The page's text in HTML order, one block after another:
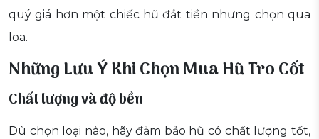
quý giá hơn một chiếc hũ đắt tiền nhưng chọn qua
loa.
Những Lưu Ý Khi Chọn Mua Hũ Tro Cốt
Chất lượng và độ bền
Dù chọn loại nào, hãy đảm bảo hũ có chất lượng tốt,